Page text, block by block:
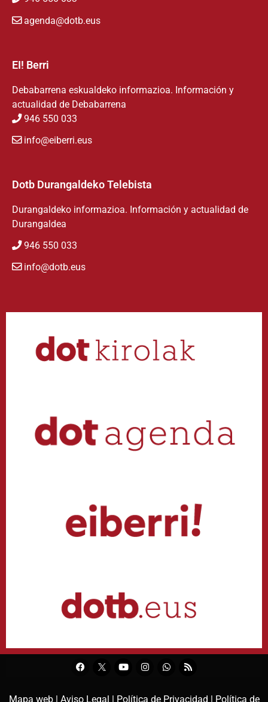
agenda@dotb.eus
EI! Berri
Debabarrena eskualdeko informazioa. Información y
actualidad de Debabarrena
946 550 033
info@eiberri.eus
Dotb Durangaldeko Telebista
Durangaldeko informazioa. Información y actualidad de
Durangaldea
946 550 033
info@dotb.eus
Mapa web | Aviso Legal | Política de Privacidad | Política de